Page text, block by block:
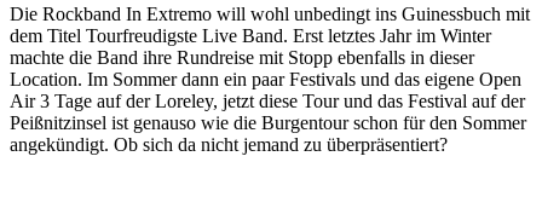
Die Rockband In Extremo will wohl unbedingt ins Guinessbuch mit
dem Titel Tourfreudigste Live Band. Erst letztes Jahr im Winter
machte die Band ihre Rundreise mit Stopp ebenfalls in dieser
Location. Im Sommer dann ein paar Festivals und das eigene Open
Air 3 Tage auf der Loreley, jetzt diese Tour und das Festival auf der
Peißnitzinsel ist genauso wie die Burgentour schon für den Sommer
angekündigt. Ob sich da nicht jemand zu überpräsentiert?